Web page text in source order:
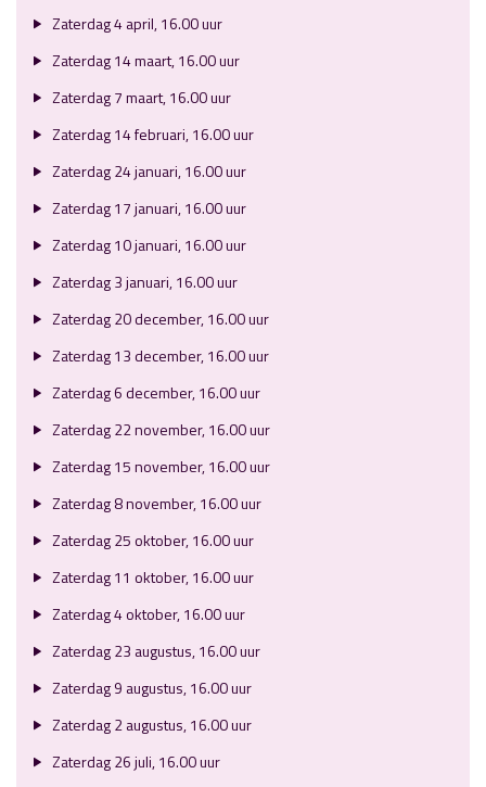
Zaterdag 4 april, 16.00 uur
Zaterdag 14 maart, 16.00 uur
Zaterdag 7 maart, 16.00 uur
Zaterdag 14 februari, 16.00 uur
Zaterdag 24 januari, 16.00 uur
Zaterdag 17 januari, 16.00 uur
Zaterdag 10 januari, 16.00 uur
Zaterdag 3 januari, 16.00 uur
Zaterdag 20 december, 16.00 uur
Zaterdag 13 december, 16.00 uur
Zaterdag 6 december, 16.00 uur
Zaterdag 22 november, 16.00 uur
Zaterdag 15 november, 16.00 uur
Zaterdag 8 november, 16.00 uur
Zaterdag 25 oktober, 16.00 uur
Zaterdag 11 oktober, 16.00 uur
Zaterdag 4 oktober, 16.00 uur
Zaterdag 23 augustus, 16.00 uur
Zaterdag 9 augustus, 16.00 uur
Zaterdag 2 augustus, 16.00 uur
Zaterdag 26 juli, 16.00 uur